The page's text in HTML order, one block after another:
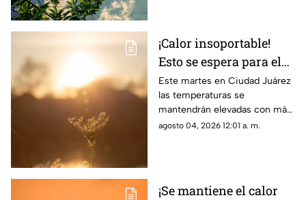
¡Calor insoportable!
Esto se espera para el
clima de hoy en Ciudad
Juárez
Este martes en Ciudad Juárez
las temperaturas se
mantendrán elevadas con más
de 40 grados
agosto 04, 2026 12:01 a. m.
¡Se mantiene el calor